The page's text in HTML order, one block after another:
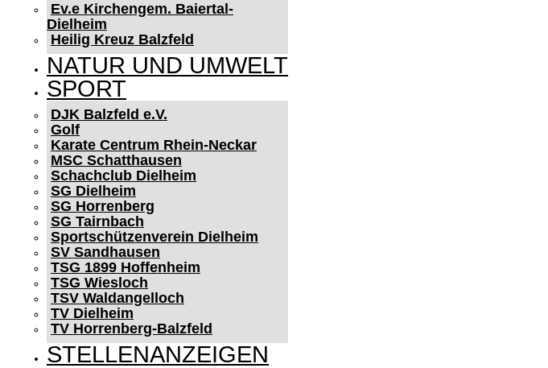
Ev.e Kirchengem. Baiertal-
Dielheim
Heilig Kreuz Balzfeld
NATUR UND UMWELT
SPORT
DJK Balzfeld e.V.
Golf
Karate Centrum Rhein-Neckar
MSC Schatthausen
Schachclub Dielheim
SG Dielheim
SG Horrenberg
SG Tairnbach
Sportschützenverein Dielheim
SV Sandhausen
TSG 1899 Hoffenheim
TSG Wiesloch
TSV Waldangelloch
TV Dielheim
TV Horrenberg-Balzfeld
STELLENANZEIGEN